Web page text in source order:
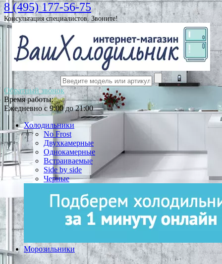
8 (495) 177-56-75
Консультация специалистов. Звоните!
Обратный звонок
Время работы:
Ежедневно с 9:00 до 21:00
Холодильники
No Frost
Двухкамерные
Однокамерные
Встраиваемые
Side by side
Черные
Морозильники